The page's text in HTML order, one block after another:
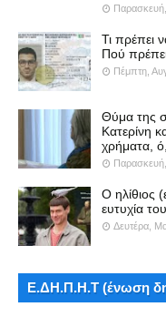
Τι πρέπει
Πού
Πέμπτη,
Θύμα της
Κατερίνη
χρήματα,
Ο ηλίθιος
ευτυχία
Δευτέρα,
Ε.ΔΗ.Π.Η.Τ (ένωση